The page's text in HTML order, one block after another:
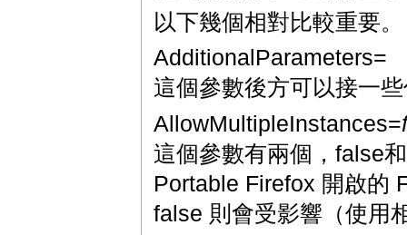
以下幾個相對比較重要。
AdditionalParameters=
這個參數後方可以接一
AllowMultipleInstances=
這個參數有兩個，false
Portable Firefox 開啟的
false 則會受影響（使用